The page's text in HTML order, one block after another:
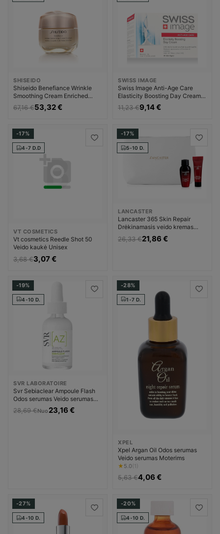
SHISEIDO
Shiseido Benefiance Wrinkle
Smoothing Cream Enriched
Dieninis kremas Dieninis veido
kremas Moterims
67,16 €53,32 €
SWISS IMAGE
Swiss Image Anti-Age Care
Elasticity Boosting Day Cream
Dieninis kremas Dieninis veido
kremas Unisex
11,23 €9,14 €
-17%
4-7 D.D
VT COSMETICS
Vt cosmetics Reedle Shot 50
Veido kaukė Unisex
3,68 €3,07 €
-17%
5-10 D.
LANCASTER
Lancaster 365 Skin Repair
Drėkinamasis veido kremas
Moterims
26,33 €21,86 €
-19%
4-10 D.
SVR LABORATOIRE
Svr Sebiaclear Ampoule Flash
Odos serumas Veido serumas
Moterims
28,69 €Nuo 23,16 €
-28%
1-7 D.
XPEL
Xpel Argan Oil Odos serumas
Veido serumas Moterims
★ 5.0(1)
5,63 €4,06 €
-27%
4-10 D.
-20%
4-10 D.